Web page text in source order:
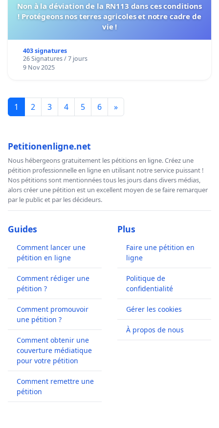
Non à la déviation de la RN113 dans ces conditions
! Protégeons nos terres agricoles et notre cadre de
vie !
403 signatures
26 Signatures / 7 jours
9 Nov 2025
1 2 3 4 5 6 »
Petitionenligne.net
Nous hébergeons gratuitement les pétitions en ligne. Créez une
pétition professionnelle en ligne en utilisant notre service puissant !
Nos pétitions sont mentionnées tous les jours dans divers médias,
alors créer une pétition est un excellent moyen de se faire remarquer
par le public et par les décideurs.
Guides
Comment lancer une
pétition en ligne
Comment rédiger une
pétition ?
Comment promouvoir
une pétition ?
Comment obtenir une
couverture médiatique
pour votre pétition
Comment remettre une
pétition
Plus
Faire une pétition en
ligne
Politique de
confidentialité
Gérer les cookies
À propos de nous